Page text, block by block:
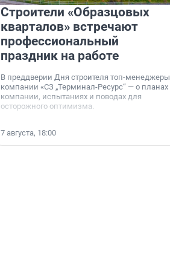
Строители «Образцовых
кварталов» встречают
профессиональный
праздник на работе
В преддверии Дня строителя топ-менеджеры
компании «СЗ „Терминал-Ресурс“ — о планах
компании, испытаниях и поводах для
осторожного оптимизма.
7 августа, 18:00